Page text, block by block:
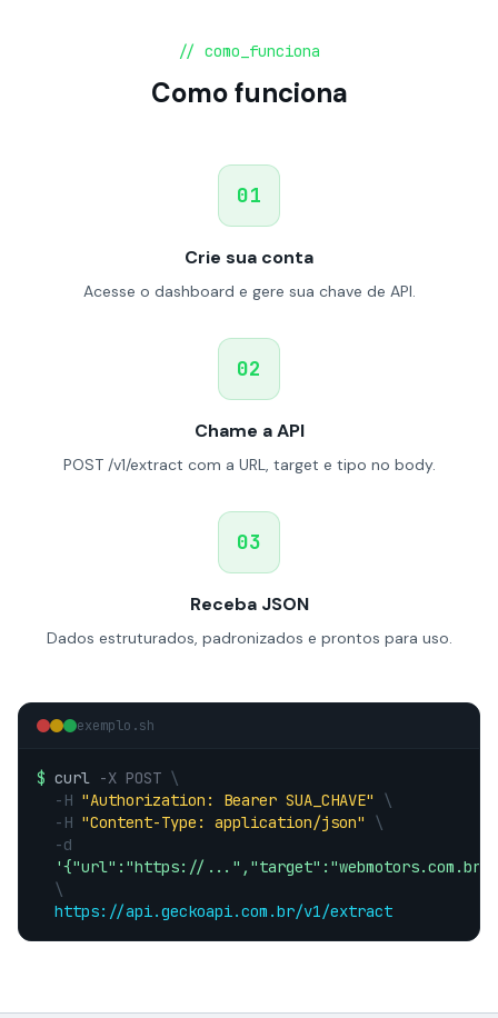
// como_funciona
Como funciona
01
Crie sua conta
Acesse o dashboard e gere sua chave de API.
02
Chame a API
POST /v1/extract com a URL, target e tipo no body.
03
Receba JSON
Dados estruturados, padronizados e prontos para uso.
exemplo.sh
$ curl -X POST \
-H "Authorization: Bearer SUA_CHAVE"
\
-H "Content-Type: application/json"
\
-d
'{"url":"https://
\
https://api.geckoapi.com.br/v1/extract